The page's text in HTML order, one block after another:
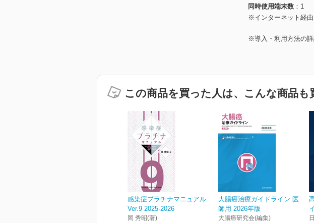
同時使用端末数
1
※インターネット経
※導入・利用方法の
この商品を買った人は、こんな商品も
感染症プラチナマニュアル
Ver.9 2025-2026
岡 秀昭(著)
大腸癌治療ガイドライン 医
師用 2026年版
大腸癌研究会(編集)